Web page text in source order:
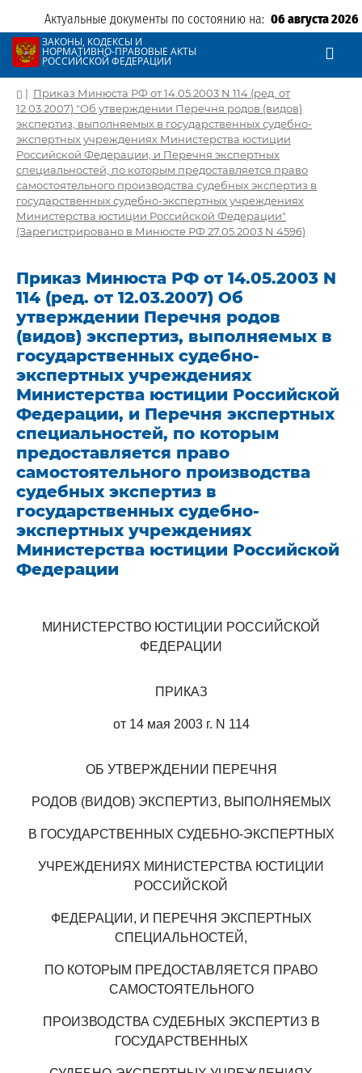
Актуальные документы по состоянию на: 06 августа 2026
ЗАКОНЫ, КОДЕКСЫ И
НОРМАТИВНО-ПРАВОВЫЕ АКТЫ
РОССИЙСКОЙ ФЕДЕРАЦИИ
| Приказ Минюста РФ от 14.05.2003 N 114 (ред. от
12.03.2007) "Об утверждении Перечня родов (видов)
экспертиз, выполняемых в государственных судебно-
экспертных учреждениях Министерства юстиции
Российской Федерации, и Перечня экспертных
специальностей, по которым предоставляется право
самостоятельного производства судебных экспертиз в
государственных судебно-экспертных учреждениях
Министерства юстиции Российской Федерации"
(Зарегистрировано в Минюсте РФ 27.05.2003 N 4596)
Приказ Минюста РФ от 14.05.2003 N
114 (ред. от 12.03.2007) Об
утверждении Перечня родов
(видов) экспертиз, выполняемых в
государственных судебно-
экспертных учреждениях
Министерства юстиции Российской
Федерации, и Перечня экспертных
специальностей, по которым
предоставляется право
самостоятельного производства
судебных экспертиз в
государственных судебно-
экспертных учреждениях
Министерства юстиции Российской
Федерации
МИНИСТЕРСТВО ЮСТИЦИИ РОССИЙСКОЙ
ФЕДЕРАЦИИ
ПРИКАЗ
от 14 мая 2003 г. N 114
ОБ УТВЕРЖДЕНИИ ПЕРЕЧНЯ
РОДОВ (ВИДОВ) ЭКСПЕРТИЗ, ВЫПОЛНЯЕМЫХ
В ГОСУДАРСТВЕННЫХ СУДЕБНО-ЭКСПЕРТНЫХ
УЧРЕЖДЕНИЯХ МИНИСТЕРСТВА ЮСТИЦИИ
РОССИЙСКОЙ
ФЕДЕРАЦИИ, И ПЕРЕЧНЯ ЭКСПЕРТНЫХ
СПЕЦИАЛЬНОСТЕЙ,
ПО КОТОРЫМ ПРЕДОСТАВЛЯЕТСЯ ПРАВО
САМОСТОЯТЕЛЬНОГО
ПРОИЗВОДСТВА СУДЕБНЫХ ЭКСПЕРТИЗ В
ГОСУДАРСТВЕННЫХ